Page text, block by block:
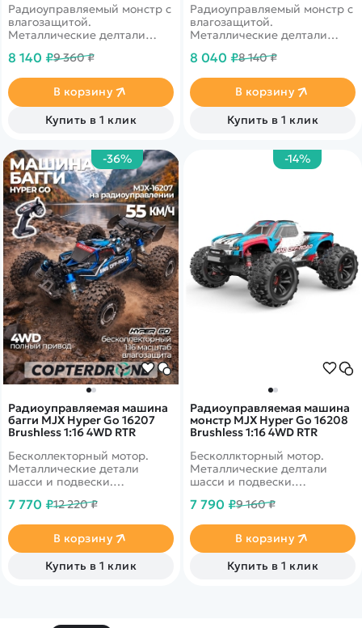
Радиоуправляемый монстр с
влагозащитой.
Металлические делтали
Усиленный полный привод
8 140 ₽9 360 ₽
В корзину
Купить в 1 клик
Радиоуправляемый монстр с
влагозащитой.
Металлические делтали
Усиленный полный привод
8 040 ₽8 140 ₽
В корзину
Купить в 1 клик
-36%
Радиоуправляемая машина
багги MJX Hyper Go 16207
Brushless 1:16 4WD RTR
Бесколлекторный мотор.
Металлические детали
шасси и подвески.
4WD. Скорость до 62 км/ч
7 770 ₽12 220 ₽
В корзину
Купить в 1 клик
-14%
Радиоуправляемая машина
монстр MJX Hyper Go 16208
Brushless 1:16 4WD RTR
Бесколлкторный мотор.
Металлические делтали
шасси и подвески.
4WD. Скорость до 55 км/ч
7 790 ₽9 160 ₽
В корзину
Купить в 1 клик